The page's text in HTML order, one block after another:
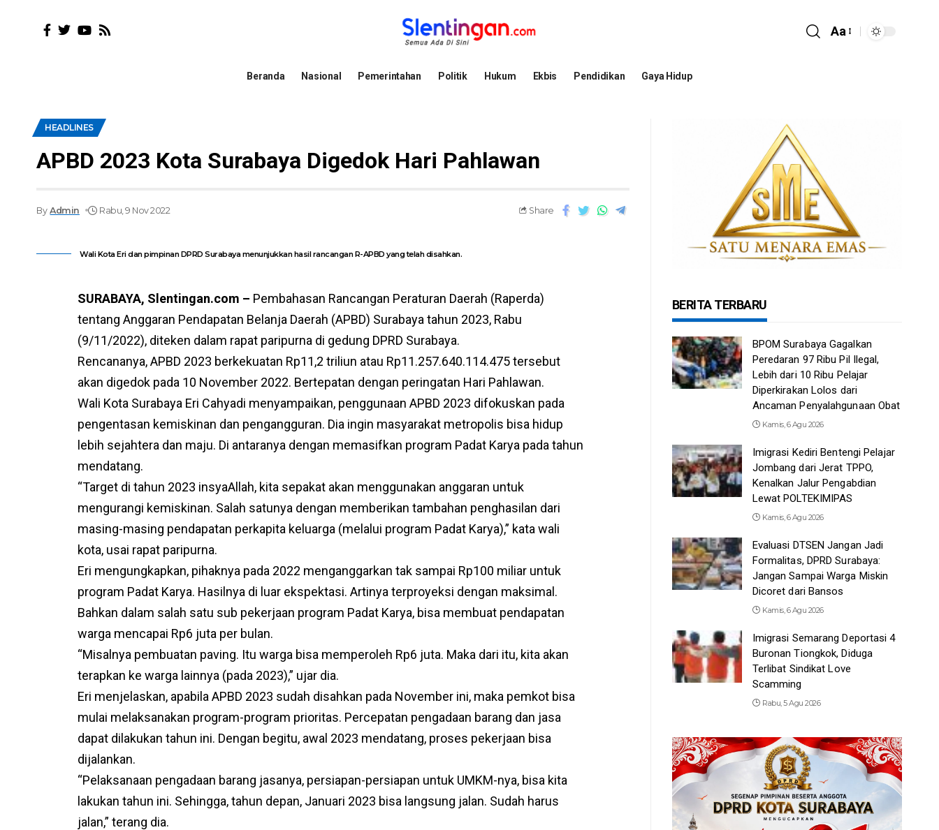
Aa
Beranda Nasional Pemerintahan Politik Hukum Ekbis Pendidikan Gaya Hidup
HEADLINES
APBD 2023 Kota Surabaya Digedok Hari Pahlawan
By Admin Rabu, 9 Nov 2022 Share
Wali Kota Eri dan pimpinan DPRD Surabaya menunjukkan hasil rancangan R-APBD yang telah disahkan.
SURABAYA, Slentingan.com – Pembahasan Rancangan Peraturan Daerah (Raperda)
tentang Anggaran Pendapatan Belanja Daerah (APBD) Surabaya tahun 2023, Rabu
(9/11/2022), diteken dalam rapat paripurna di gedung DPRD Surabaya.
Rencananya, APBD 2023 berkekuatan Rp11,2 triliun atau Rp11.257.640.114.475 tersebut
akan digedok pada 10 November 2022. Bertepatan dengan peringatan Hari Pahlawan.
Wali Kota Surabaya Eri Cahyadi menyampaikan, penggunaan APBD 2023 difokuskan pada
pengentasan kemiskinan dan pengangguran. Dia ingin masyarakat metropolis bisa hidup
lebih sejahtera dan maju. Di antaranya dengan memasifkan program Padat Karya pada tahun
mendatang.
“Target di tahun 2023 insyaAllah, kita sepakat akan menggunakan anggaran untuk
mengurangi kemiskinan. Salah satunya dengan memberikan tambahan penghasilan dari
masing-masing pendapatan perkapita keluarga (melalui program Padat Karya),” kata wali
kota, usai rapat paripurna.
Eri mengungkapkan, pihaknya pada 2022 menganggarkan tak sampai Rp100 miliar untuk
program Padat Karya. Hasilnya di luar ekspektasi. Artinya terproyeksi dengan maksimal.
Bahkan dalam salah satu sub pekerjaan program Padat Karya, bisa membuat pendapatan
warga mencapai Rp6 juta per bulan.
“Misalnya pembuatan paving. Itu warga bisa memperoleh Rp6 juta. Maka dari itu, kita akan
terapkan ke warga lainnya (pada 2023),” ujar dia.
Eri menjelaskan, apabila APBD 2023 sudah disahkan pada November ini, maka pemkot bisa
mulai melaksanakan program-program prioritas. Percepatan pengadaan barang dan jasa
dapat dilakukan tahun ini. Dengan begitu, awal 2023 mendatang, proses pekerjaan bisa
dijalankan.
“Pelaksanaan pengadaan barang jasanya, persiapan-persiapan untuk UMKM-nya, bisa kita
lakukan tahun ini. Sehingga, tahun depan, Januari 2023 bisa langsung jalan. Sudah harus
jalan,” terang dia.
BERITA TERBARU
BPOM Surabaya Gagalkan
Peredaran 97 Ribu Pil Ilegal,
Lebih dari 10 Ribu Pelajar
Diperkirakan Lolos dari
Ancaman Penyalahgunaan Obat
Kamis, 6 Agu 2026
Imigrasi Kediri Bentengi Pelajar
Jombang dari Jerat TPPO,
Kenalkan Jalur Pengabdian
Lewat POLTEKIMIPAS
Kamis, 6 Agu 2026
Evaluasi DTSEN Jangan Jadi
Formalitas, DPRD Surabaya:
Jangan Sampai Warga Miskin
Dicoret dari Bansos
Kamis, 6 Agu 2026
Imigrasi Semarang Deportasi 4
Buronan Tiongkok, Diduga
Terlibat Sindikat Love
Scamming
Rabu, 5 Agu 2026